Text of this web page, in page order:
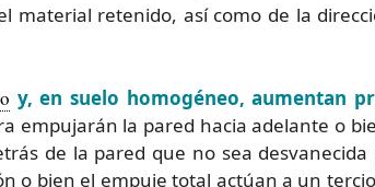
material retenido, así como de la
y, en suelo homogéneo, aumentan
empujarán la pared hacia adelante o
de la pared que no sea
o bien el empuje total actúan a un